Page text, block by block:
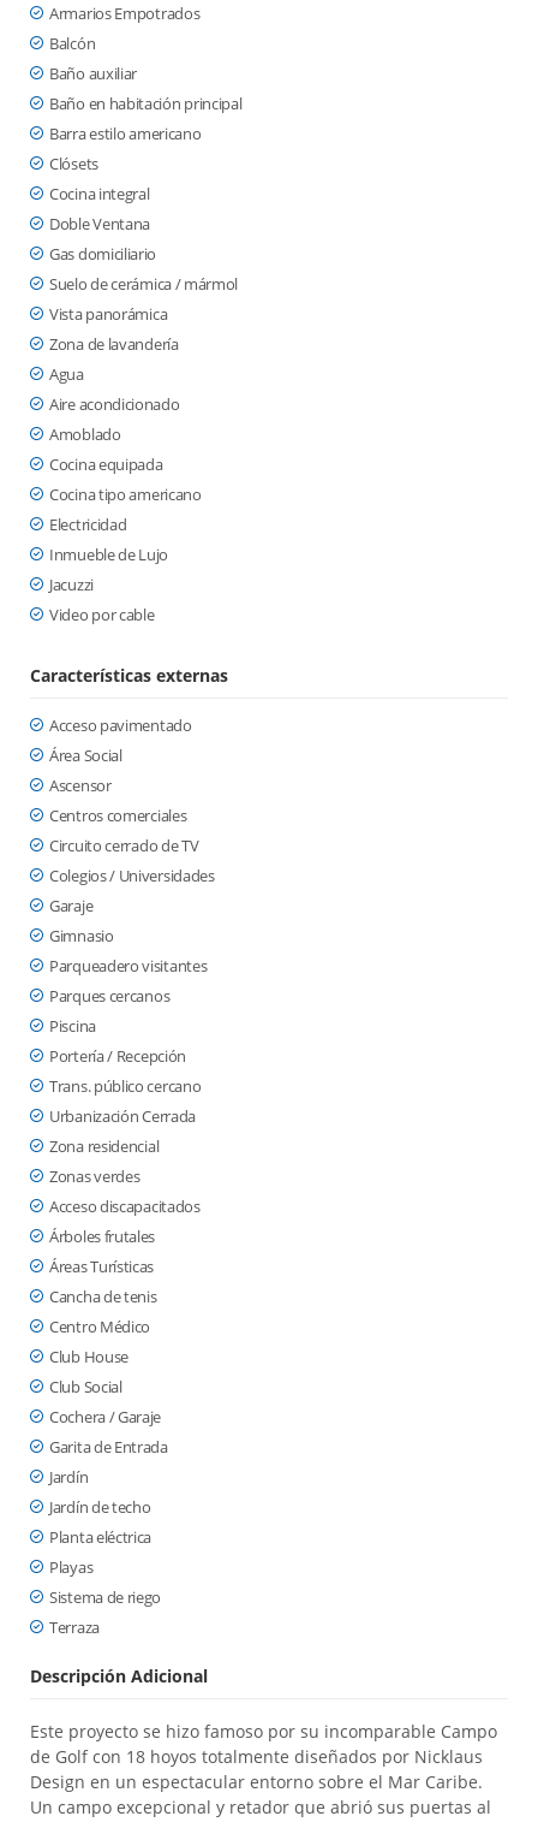
Armarios Empotrados
Balcón
Baño auxiliar
Baño en habitación principal
Barra estilo americano
Clósets
Cocina integral
Doble Ventana
Gas domiciliario
Suelo de cerámica / mármol
Vista panorámica
Zona de lavandería
Agua
Aire acondicionado
Amoblado
Cocina equipada
Cocina tipo americano
Electricidad
Inmueble de Lujo
Jacuzzi
Video por cable
Características externas
Acceso pavimentado
Área Social
Ascensor
Centros comerciales
Circuito cerrado de TV
Colegios / Universidades
Garaje
Gimnasio
Parqueadero visitantes
Parques cercanos
Piscina
Portería / Recepción
Trans. público cercano
Urbanización Cerrada
Zona residencial
Zonas verdes
Acceso discapacitados
Árboles frutales
Áreas Turísticas
Cancha de tenis
Centro Médico
Club House
Club Social
Cochera / Garaje
Garita de Entrada
Jardín
Jardín de techo
Planta eléctrica
Playas
Sistema de riego
Terraza
Descripción Adicional
Este proyecto se hizo famoso por su incomparable Campo
de Golf con 18 hoyos totalmente diseñados por Nicklaus
Design en un espectacular entorno sobre el Mar Caribe.
Un campo excepcional y retador que abrió sus puertas al